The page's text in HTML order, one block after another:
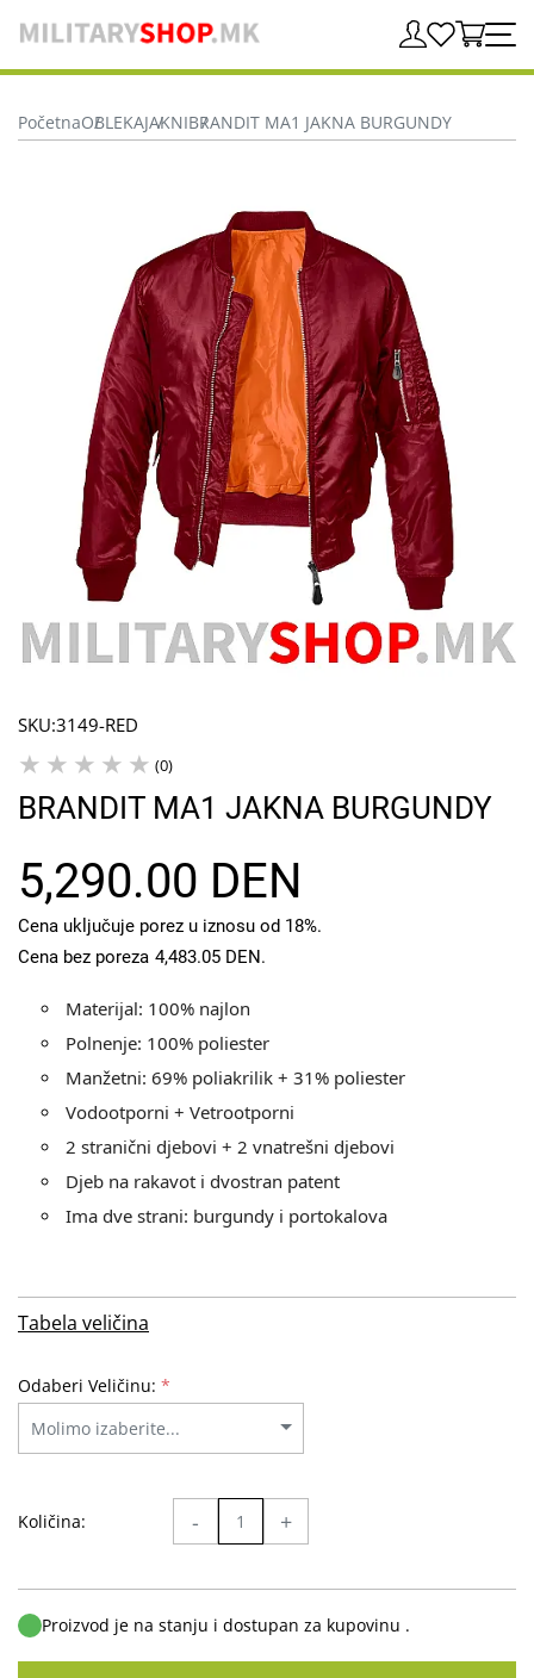
PočetnaOBLEKAJAKNIBRANDIT MA1 JAKNA BURGUNDY
SKU:3149-RED
(0)
BRANDIT MA1 JAKNA BURGUNDY
5,290.00 DEN
Cena uključuje porez u iznosu od 18%.
Cena bez poreza 4,483.05 DEN.
Materijal: 100% najlon
Polnenje: 100% poliester
Manžetni: 69% poliakrilik + 31% poliester
Vodootporni + Vetrootporni
2 stranični djebovi + 2 vnatrešni djebovi
Djeb na rakavot i dvostran patent
Ima dve strani: burgundy i portokalova
Tabela veličina
Odaberi Veličinu: *
Količina: - +
Proizvod je na stanju i dostupan za kupovinu .